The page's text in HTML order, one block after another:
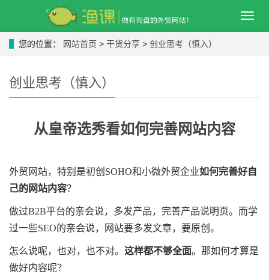
导
您的位置： 网站首页 > 干货分享 > 创业思考（慎入）
创业思考（慎入）
从皇帝选秀看如何完善网站内容
外贸网站，特别是初创SOHO和小微外贸企业如何完善好自
己的网站内容？
做过B2B平台的亲会说，多发产品，完善产品说明页。而学
过一些SEO的亲会说，网站要多发文章，要原创。
怎么说呢，也对，也不对。 这样都不够全面。那如何才算是
做好内容呢？